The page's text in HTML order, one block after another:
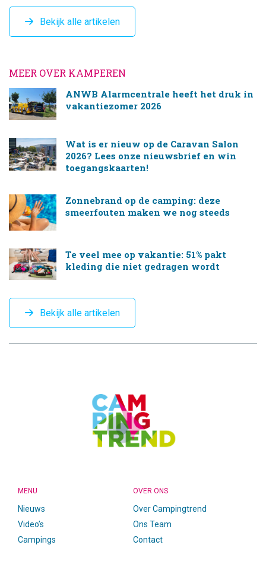
Bekijk alle artikelen
MEER OVER KAMPEREN
ANWB Alarmcentrale heeft het druk in
vakantiezomer 2026
Wat is er nieuw op de Caravan Salon
2026? Lees onze nieuwsbrief en win
toegangskaarten!
Zonnebrand op de camping: deze
smeerfouten maken we nog steeds
Te veel mee op vakantie: 51% pakt
kleding die niet gedragen wordt
Bekijk alle artikelen
MENU
Nieuws
Video’s
Campings
OVER ONS
Over Campingtrend
Ons Team
Contact